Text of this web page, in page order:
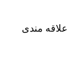
علاقه مندی